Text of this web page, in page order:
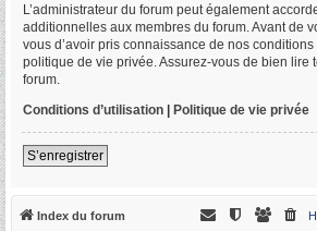
L’administrateur du forum peut également
additionnelles aux membres du forum. Avant de
vous d’avoir pris connaissance de nos conditions
politique de vie privée. Assurez-vous de bien lire
forum.
Conditions d’utilisation | Politique de vie privée
S’enregistrer
Index du forum